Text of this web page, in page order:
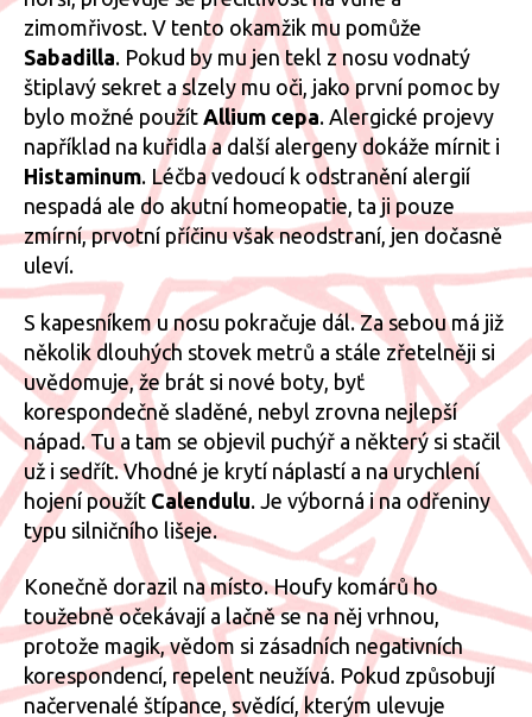
zimomřivost. V tento okamžik mu pomůže
Sabadilla. Pokud by mu jen tekl z nosu vodnatý
štiplavý sekret a slzely mu oči, jako první pomoc by
bylo možné použít Allium cepa. Alergické projevy
například na kuřidla a další alergeny dokáže mírnit i
Histaminum. Léčba vedoucí k odstranění alergií
nespadá ale do akutní homeopatie, ta ji pouze
zmírní, prvotní příčinu však neodstraní, jen dočasně
uleví.
S kapesníkem u nosu pokračuje dál. Za sebou má již
několik dlouhých stovek metrů a stále zřetelněji si
uvědomuje, že brát si nové boty, byť
korespondečně sladěné, nebyl zrovna nejlepší
nápad. Tu a tam se objevil puchýř a některý si stačil
už i sedřít. Vhodné je krytí náplastí a na urychlení
hojení použít Calendulu. Je výborná i na odřeniny
typu silničního lišeje.
Konečně dorazil na místo. Houfy komárů ho
toužebně očekávají a lačně se na něj vrhnou,
protože magik, vědom si zásadních negativních
korespondencí, repelent neužívá. Pokud způsobují
načervenalé štípance, svědící, kterým ulevuje